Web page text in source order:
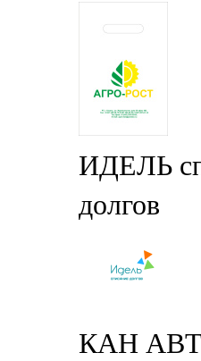
ИДЕЛЬ
долгов
КАН